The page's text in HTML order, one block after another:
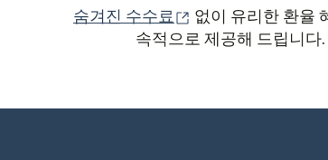
숨겨진 수수료 (새 창에서 열림)
없이 유리한 환율
속적으로 제공해 드립니다.